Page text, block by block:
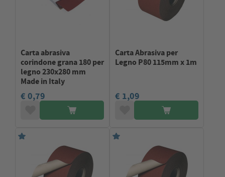
Carta abrasiva
corindone grana 180 per
legno 230x280 mm
Made in Italy
€ 0,79
Carta Abrasiva per
Legno P80 115mm x 1m
€ 1,09